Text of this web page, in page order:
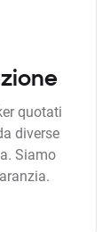
quotati
diverse
Siamo